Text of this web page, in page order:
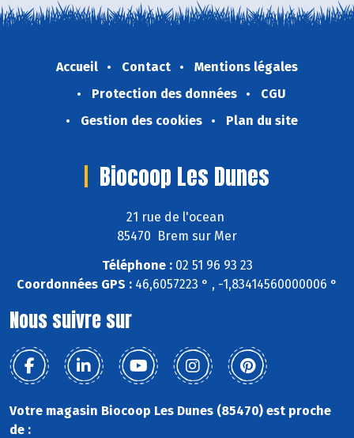
Accueil Contact
Mentions légales
Protection des données
CGU
Gestion des cookies
Plan du site
Biocoop Les Dunes
21 rue de l'ocean
85470 Brem sur Mer
Téléphone :02 51 96 93 23
Coordonnées GPS : 46,6057223 ° , -1,83414560000006 °
Nous suivre sur
Votre magasin Biocoop Les Dunes (85470) est proche
de :